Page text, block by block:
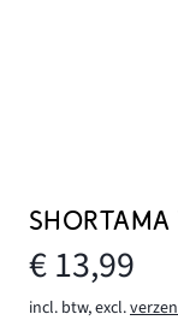
€ 13,99
incl. btw, excl.